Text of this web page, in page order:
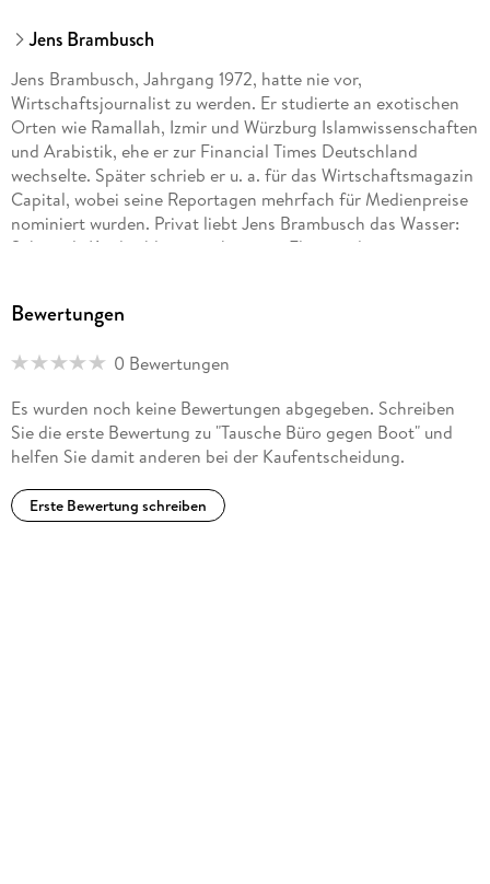
Jens Brambusch
Jens Brambusch, Jahrgang 1972, hatte nie vor,
Wirtschaftsjournalist zu werden. Er studierte an exotischen
Orten wie Ramallah, Izmir und Würzburg Islamwissenschaften
und Arabistik, ehe er zur Financial Times Deutschland
wechselte. Später schrieb er u. a. für das Wirtschaftsmagazin
Capital, wobei seine Reportagen mehrfach für Medienpreise
nominiert wurden. Privat liebt Jens Brambusch das Wasser:
Schon als Kind schleppten ihn seine Eltern jedes
30 Jahre altes Segelboot, auf dem er seitdem lebt.
Bewertungen
0 Bewertungen
Es wurden noch keine Bewertungen abgegeben. Schreiben
Sie die erste Bewertung zu "Tausche Büro gegen Boot" und
helfen Sie damit anderen bei der Kaufentscheidung.
Erste Bewertung schreiben